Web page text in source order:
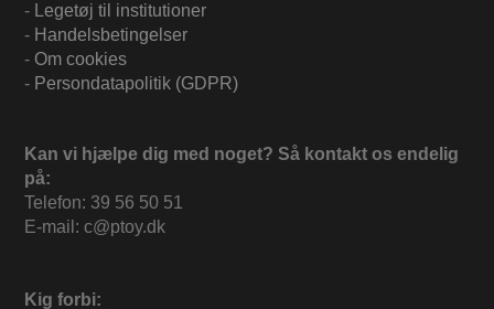
- Legetøj til institutioner
- Handelsbetingelser
- Om cookies
- Persondatapolitik (GDPR)
Kan vi hjælpe dig med noget? Så kontakt os endelig
på:
Telefon: 39 56 50 51
E-mail: c@ptoy.dk
Kig forbi: